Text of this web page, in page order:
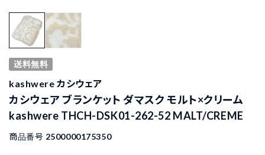
送料無料
kashwere カシウェア
カシウェア ブランケット ダマスク モルト×クリーム
kashwere THCH-DSK01-262-52 MALT/CREME
商品番号 2500000175350